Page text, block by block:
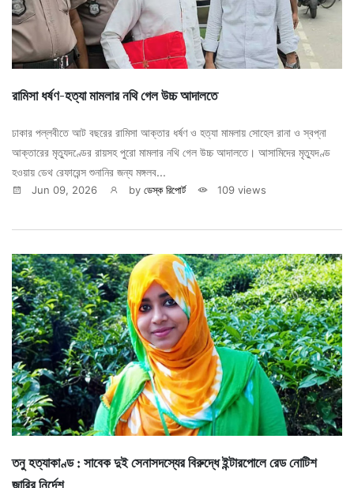
রামিসা ধর্ষণ-হত্যা মামলার নথি গেল উচ্চ আদালতে
ঢাকার পল্লবীতে আট বছরের রামিসা আক্তার ধর্ষণ ও হত্যা মামলায় সোহেল রানা ও স্বপ্না
আক্তারের মৃত্যুদণ্ডের রায়সহ পুরো মামলার নথি গেল উচ্চ আদালতে। আসামিদের মৃত্যুদণ্ড
হওয়ায় ডেথ রেফারেন্স শুনানির জন্য মঙ্গলব...
Jun 09, 2026 by ডেস্ক রিপোর্ট 109 views
তনু হত্যাকাণ্ড : সাবেক দুই সেনাসদস্যের বিরুদ্ধে ইন্টারপোলে রেড নোটিশ